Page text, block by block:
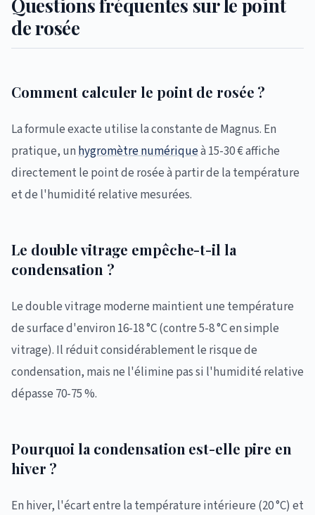
Questions fréquentes sur le point
de rosée
Comment calculer le point de rosée ?
La formule exacte utilise la constante de Magnus. En
pratique, un hygromètre numériqueà 15-30 € affiche
directement le point de rosée à partir de la température
et de l'humidité relative mesurées.
Le double vitrage empêche-t-il la
condensation ?
Le double vitrage moderne maintient une température
de surface d'environ 16-18 °C (contre 5-8 °C en simple
vitrage). Il réduit considérablement le risque de
condensation, mais ne l'élimine pas si l'humidité relative
dépasse 70-75 %.
Pourquoi la condensation est-elle pire en
hiver ?
En hiver, l'écart entre la température intérieure (20 °C) et